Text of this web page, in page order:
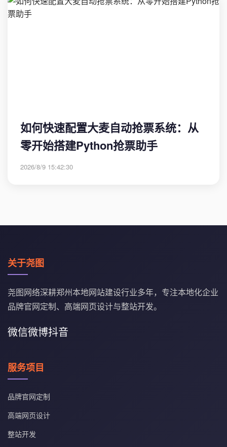
如何快速配置大麦自动抢票系统：从
零开始搭建Python抢票助手
2026/8/9 15:42:30
关于尧图
尧图网络深耕郑州本地网站建设行业多年，专注本地化企业
品牌官网定制、高端网页设计与整站开发。
微信微博抖音
服务项目
品牌官网定制
高端网页设计
整站开发